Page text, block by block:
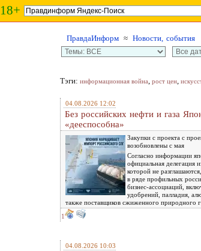
18+
ПравдаИнформ ≈ Новости, события
Тэги: информационная война, рост цен,
04.08.2026 12:02
Без российских нефти и газа
«дееспособна»
Закупки с проекта с
возобновлены с мая
Согласно информации
официальная делегация
которой не
в ряде профильных
бизнес-ассоциаций,
удобрений, палладия,
также поставщиков сжиженного природного
1
04.08.2026 10:03